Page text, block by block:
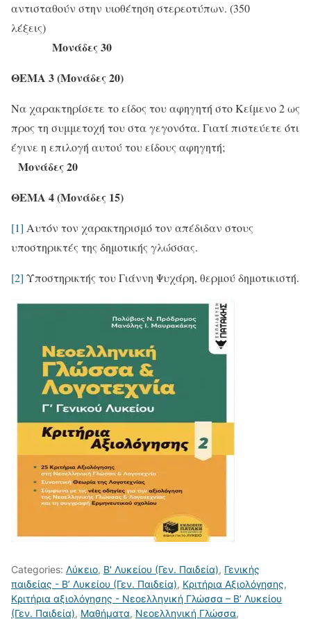
αντισταθούν στην υιοθέτηση στερεοτύπων. (350
λέξεις)
Μονάδες 30
ΘΕΜΑ 3 (Μονάδες 20)
Να χαρακτηρίσετε το είδος του αφηγητή στο Κείμενο 2 ως
προς τη συμμετοχή του στα γεγονότα. Γιατί πιστεύετε ότι
έγινε η επιλογή αυτού του είδους αφηγητή;
Μονάδες 20
ΘΕΜΑ 4 (Μονάδες 15)
[1] Αυτόν τον χαρακτηρισμό τον απέδιδαν στους
υποστηρικτές της δημοτικής γλώσσας.
[2] Υποστηρικτής του Γιάννη Ψυχάρη, θερμού δημοτικιστή.
Categories: Λύκειο, Β' Λυκείου (Γεν. Παιδεία), Γενικής
παιδείας - Β’ Λυκείου (Γεν. Παιδεία), Κριτήρια Αξιολόγησης,
Κριτήρια αξιολόγησης - Νεοελληνική Γλώσσα – Β’ Λυκείου
(Γεν. Παιδεία), Μαθήματα, Νεοελληνική Γλώσσα,